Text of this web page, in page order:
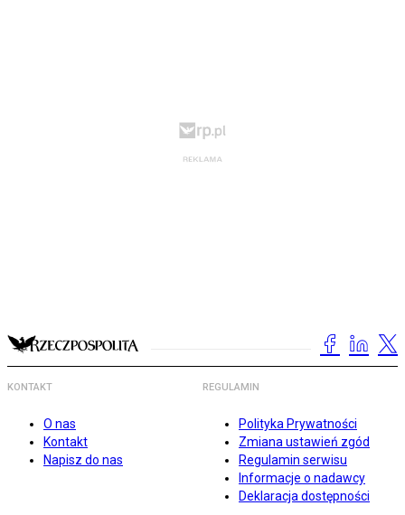
KONTAKT
O nas
Kontakt
Napisz do nas
REGULAMIN
Polityka Prywatności
Zmiana ustawień zgód
Regulamin serwisu
Informacje o nadawcy
Deklaracja dostępności